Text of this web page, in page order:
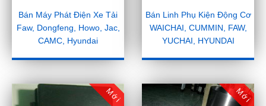
Bán Máy Phát Điện Xe Tải
Faw, Dongfeng, Howo, Jac,
CAMC, Hyundai
Bán Linh Phụ Kiện Động Cơ
WAICHAI, CUMMIN, FAW,
YUCHAI, HYUNDAI
Mới Mới